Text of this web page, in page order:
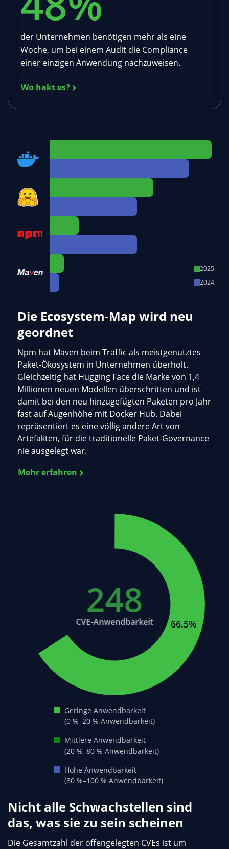
der Unternehmen benötigen mehr als eine
Woche, um bei einem Audit die Compliance
einer einzigen Anwendung nachzuweisen.
Wo hakt es?
Die Ecosystem-Map wird neu
geordnet
Npm hat Maven beim Traffic als meistgenutztes
Paket-Ökosystem in Unternehmen überholt.
Gleichzeitig hat Hugging Face die Marke von 1,4
Millionen neuen Modellen überschritten und ist
damit bei den neu hinzugefügten Paketen pro Jahr
fast auf Augenhöhe mit Docker Hub. Dabei
repräsentiert es eine völlig andere Art von
Artefakten, für die traditionelle Paket-Governance
nie ausgelegt war.
Mehr erfahren
2025
2024
Nicht alle Schwachstellen sind
das, was sie zu sein scheinen
Die Gesamtzahl der offengelegten CVEs ist um
66.5%
248
CVE-Anwendbarkeit
Geringe Anwendbarkeit
(0 %–20 % Anwendbarkeit)
Mittlere Anwendbarkeit
(20 %–80 % Anwendbarkeit)
Hohe Anwendbarkeit
(80 %–100 % Anwendbarkeit)